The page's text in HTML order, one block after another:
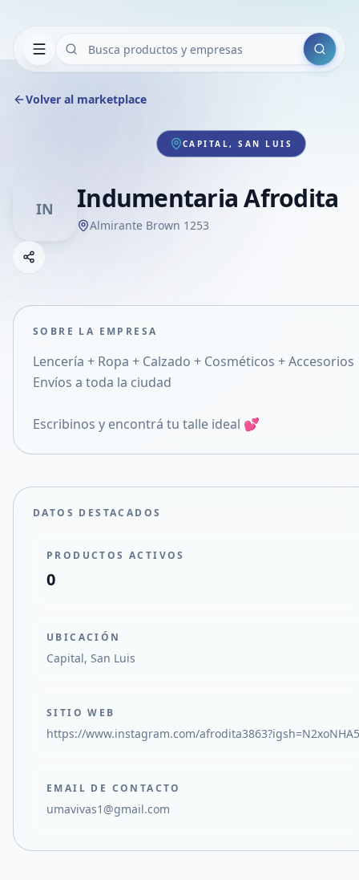
Buscar
Volver al marketplace
CAPITAL, SAN LUIS
IN Indumentaria Afrodita
Almirante Brown 1253
Compartir empresa
Compartir en X
SOBRE LA EMPRESA
Lencería + Ropa + Calzado + Cosméticos + Accesorios
Envíos a toda la ciudad
Escribinos y encontrá tu talle ideal 💕
DATOS DESTACADOS
PRODUCTOS ACTIVOS
0
UBICACIÓN
Capital, San Luis
SITIO WEB
https://www.instagram.com/
EMAIL DE CONTACTO
umavivas1@gmail.com